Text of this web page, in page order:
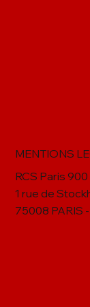
MENTIONS
RCS Paris
1 rue de
75008 PARIS